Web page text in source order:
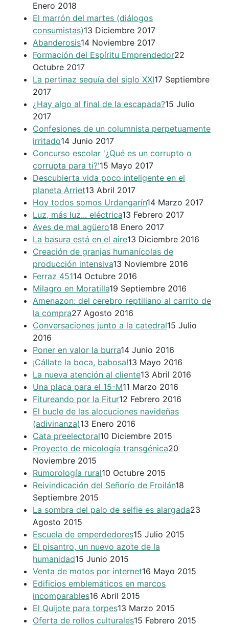
Enero 2018
El marrón del martes (diálogos
consumistas)13 Diciembre 2017
Abanderosis14 Noviembre 2017
Formación del Espíritu Emprendedor22
Octubre 2017
La pertinaz sequía del siglo XXI17 Septiembre
2017
¿Hay algo al final de la escapada?15 Julio
2017
Confesiones de un columnista perpetuamente
irritado14 Junio 2017
Concurso escolar '¿Qué es un corrupto o
corrupta para ti?'15 Mayo 2017
Descubierta vida poco inteligente en el
planeta Arriet13 Abril 2017
Hoy todos somos Urdangarín14 Marzo 2017
Luz, más luz... eléctrica13 Febrero 2017
Aves de mal agüero18 Enero 2017
La basura está en el aire13 Diciembre 2016
Creación de granjas humanícolas de
producción intensiva13 Noviembre 2016
Ferraz 45114 Octubre 2016
Milagro en Moratilla19 Septiembre 2016
Amenazon: del cerebro reptiliano al carrito de
la compra27 Agosto 2016
Conversaciones junto a la catedral15 Julio
2016
Poner en valor la burra14 Junio 2016
¡Cállate la boca, babosa!13 Mayo 2016
La nueva atención al cliente13 Abril 2016
Una placa para el 15-M11 Marzo 2016
Fitureando por la Fitur12 Febrero 2016
El bucle de las alocuciones navideñas
(adivinanza)13 Enero 2016
Cata preelectoral10 Diciembre 2015
Proyecto de micología transgénica20
Noviembre 2015
Rumorología rural10 Octubre 2015
Reivindicación del Señorío de Froilán18
Septiembre 2015
La sombra del palo de selfie es alargada23
Agosto 2015
Escuela de emperdedores15 Julio 2015
El pisantro, un nuevo azote de la
humanidad15 Junio 2015
Venta de motos por internet16 Mayo 2015
Edificios emblemáticos en marcos
incomparables16 Abril 2015
El Quijote para torpes13 Marzo 2015
Oferta de rollos culturales15 Febrero 2015